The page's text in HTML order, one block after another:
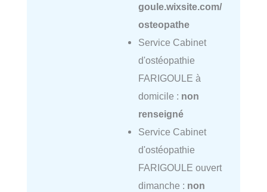
goule.wixsite.com/
osteopathe
Service Cabinet
d'ostéopathie
FARIGOULE à
domicile : non
renseigné
Service Cabinet
d'ostéopathie
FARIGOULE ouvert
dimanche : non